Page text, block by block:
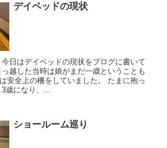
デイベッドの現状
日はデイベッドの現状をブログに書いて
越した当時は娘がまだ一歳ということも
安全上の柵をしていました。 たまに抱っ
歳になり、...
ショールーム巡り